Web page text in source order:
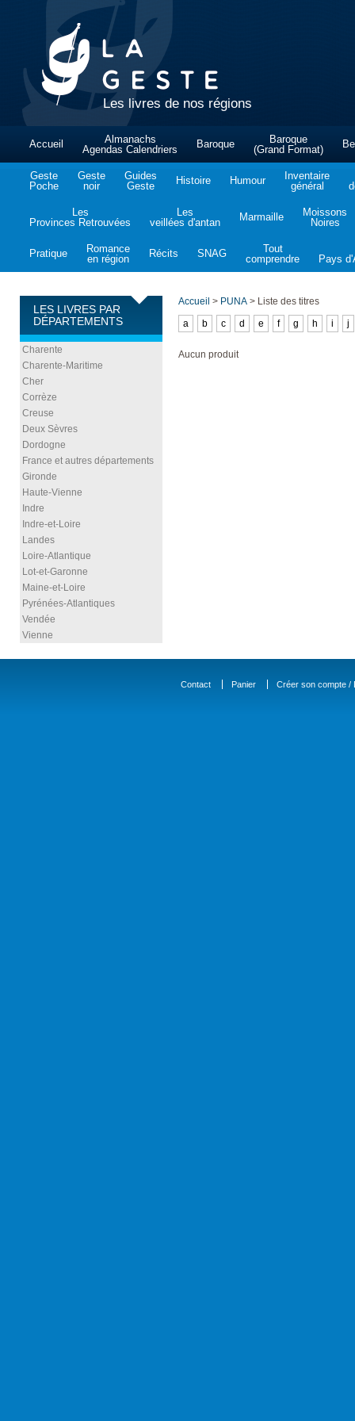
Les livres de nos régions
Accueil
Almanachs
Agendas Calendriers
Baroque
Baroque
(Grand Format)
Geste
Poche
Geste
noir
Guides
Geste
Histoire Humour
Inventaire
général
Les
Provinces Retrouvées
Les
veillées d'antan
Marmaille
Moissons
Noires
Pratique
Romance
en région
Récits SNAG
Tout
comprendre
Pays
LES LIVRES PAR
DÉPARTEMENTS
Charente
Charente-Maritime
Cher
Corrèze
Creuse
Deux Sèvres
Dordogne
France et autres départements
Gironde
Haute-Vienne
Indre
Indre-et-Loire
Landes
Loire-Atlantique
Lot-et-Garonne
Maine-et-Loire
Pyrénées-Atlantiques
Vendée
Vienne
Accueil > PUNA > Liste des titres
a
b c d e f g h i j
Aucun produit
Contact Panier Créer son compte /